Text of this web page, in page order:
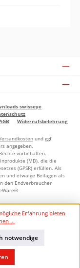
swisseye
Widerrufsbelehrung
und ggf.
angegeben.
vorbehalten.
(MD), die die
(GPSR) erfüllen. Als
und etwaige Beilagen als
den Endverbraucher
Erfahrung bieten
...
notwendige